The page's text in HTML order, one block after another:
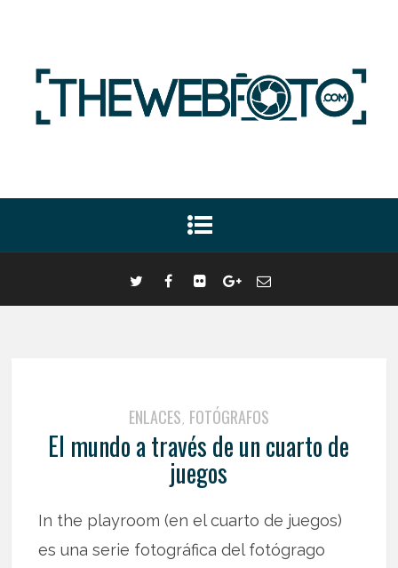
ENLACES, FOTÓGRAFOS
El mundo a través de un cuarto de
juegos
In the playroom (en el cuarto de juegos)
es una serie fotográfica del fotógrago